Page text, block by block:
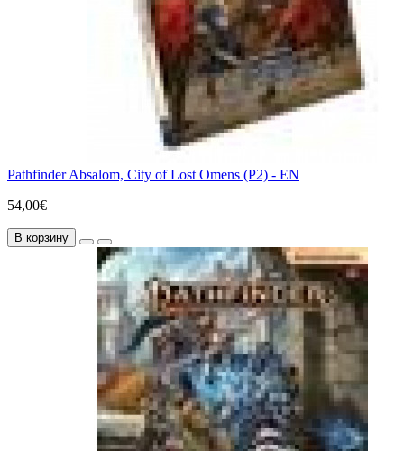
Pathfinder Absalom, City of Lost Omens (P2) - EN
54,00€
В корзину